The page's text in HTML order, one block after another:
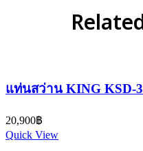
แท่นสว่าน KING KSD-
20,900฿
Quick View